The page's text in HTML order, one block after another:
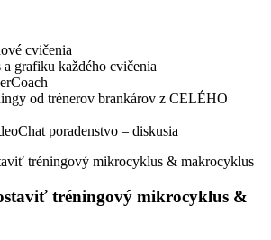
cvičenia
grafiku každého cvičenia
od trénerov brankárov z CELÉHO
poradenstvo – diskusia
tréningový mikrocyklus &